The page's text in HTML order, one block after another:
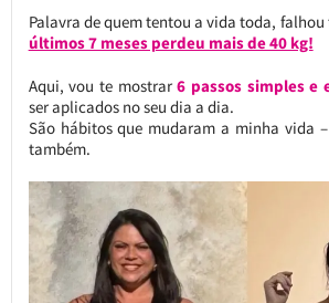
Palavra de quem tentou a vida toda, falhou
últimos 7 meses perdeu mais de 40 kg!
Aqui, vou te mostrar6 passos simples e
ser aplicados no seu dia a dia.
São hábitos que mudaram a minha vida
também.